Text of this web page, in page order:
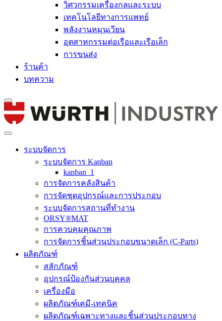
วิศวกรรมเครื่องกลและระบบ
เทคโนโลยีทางการแพทย์
พลังงานหมุนเวียน
อุตสาหกรรมต่อเรือและเรือเล็ก
การขนส่ง
ร้านค้า
บทความ
ระบบจัดการ
ระบบจัดการ Kanban
kanban_1
การจัดการคลังสินค้า
การจัดชุดอุปกรณ์และการประกอบ
ระบบจัดการสถานที่ทำงาน
ORSY®MAT
การควบคุมคุณภาพ
การจัดการชิ้นส่วนประกอบขนาดเล็ก (C-Parts)
ผลิตภัณฑ์
สลักภัณฑ์
อุปกรณ์ป้องกันส่วนบุคคล
เครื่องมือ
ผลิตภัณฑ์เคมี-เทคนิค
ผลิตภัณฑ์เฉพาะทางและชิ้นส่วนประกอบทาง